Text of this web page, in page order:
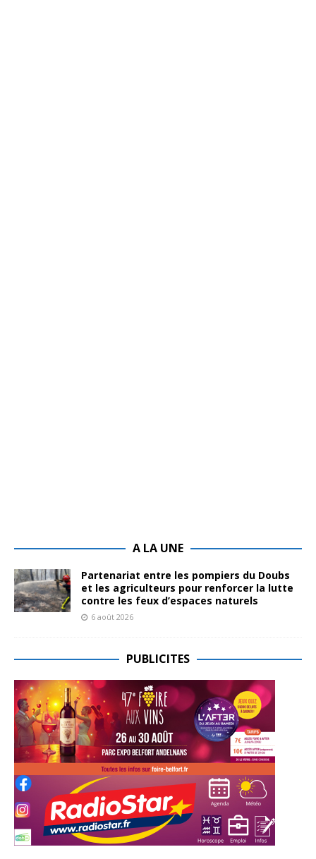
A LA UNE
Partenariat entre les pompiers du Doubs
et les agriculteurs pour renforcer la lutte
contre les feux d’espaces naturels
6 août 2026
PUBLICITES